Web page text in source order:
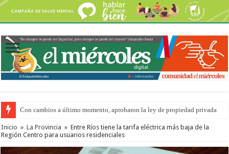
Con cambios a último momento, aprobaron la ley de propiedad privada
Adopción en Entre Ríos: el 35% de los 90 niños, niñas y adolescentes que
Inicio » La Provincia » Entre Ríos tiene la tarifa eléctrica más baja de la
Región Centro para usuarios residenciales